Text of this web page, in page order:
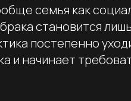
семья как
становится
постепенно
и начинает